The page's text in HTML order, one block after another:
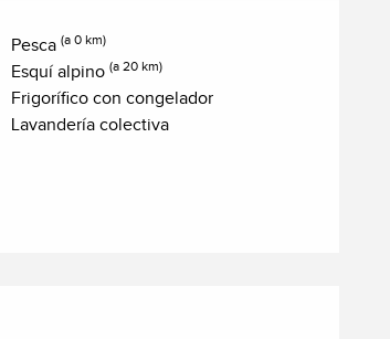
Pesca(a 0 km)
Esquí alpino(a 20 km)
Frigorífico con congelador
Lavandería colectiva